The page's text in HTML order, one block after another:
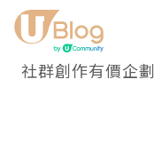
社群創作有價企劃